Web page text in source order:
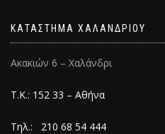
ΚΑΤΑΣΤΗΜΑ ΧΑΛΑΝΔΡΙΟΥ
Ακακιών 6 – Χαλάνδρι
Τ.Κ.: 152 33 – Αθήνα
Τηλ.: 210 68 54 444